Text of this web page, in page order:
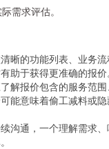
需求评估。
晰的功能列表、业务
助于获得更准确的报价
解报价包含的服务范
能意味着偷工减料或隐
沟通，一个理解需求